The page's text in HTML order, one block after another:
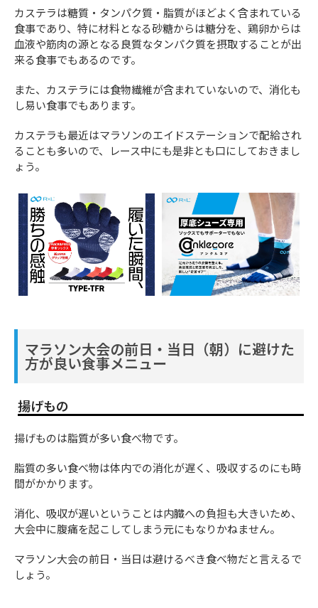
カステラは糖質・タンパク質・脂質がほどよく含まれている
食事であり、特に材料となる砂糖からは糖分を、鶏卵からは
血液や筋肉の源となる良質なタンパク質を摂取することが出
来る食事でもあるのです。
また、カステラには食物繊維が含まれていないので、消化も
し易い食事でもあります。
カステラも最近はマラソンのエイドステーションで配給され
ることも多いので、レース中にも是非とも口にしておきまし
ょう。
マラソン大会の前日・当日（朝）に避けた
方が良い食事メニュー
揚げもの
揚げものは脂質が多い食べ物です。
脂質の多い食べ物は体内での消化が遅く、吸収するのにも時
間がかかります。
消化、吸収が遅いということは内臓への負担も大きいため、
大会中に腹痛を起こしてしまう元にもなりかねません。
マラソン大会の前日・当日は避けるべき食べ物だと言えるで
しょう。